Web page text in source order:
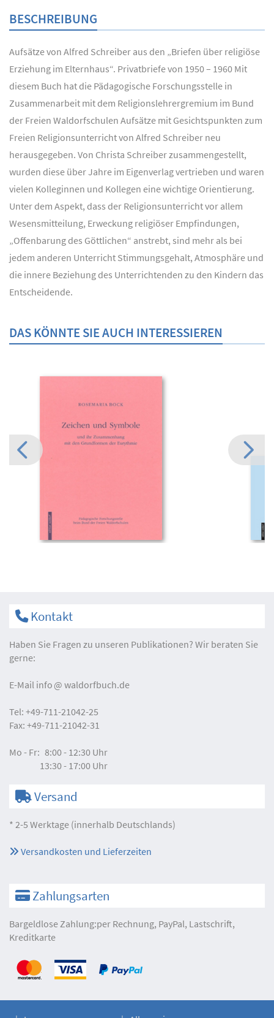
BESCHREIBUNG
Aufsätze von Alfred Schreiber aus den „Briefen über religiöse
Erziehung im Elternhaus“. Privatbriefe von 1950 – 1960 Mit
diesem Buch hat die Pädagogische Forschungsstelle in
Zusammenarbeit mit dem Religionslehrergremium im Bund
der Freien Waldorfschulen Aufsätze mit Gesichtspunkten zum
Freien Religionsunterricht von Alfred Schreiber neu
herausgegeben. Von Christa Schreiber zusammengestellt,
wurden diese über Jahre im Eigenverlag vertrieben und waren
vielen Kolleginnen und Kollegen eine wichtige Orientierung.
Unter dem Aspekt, dass der Religionsunterricht vor allem
Wesensmitteilung, Erweckung religiöser Empfindungen,
„Offenbarung des Göttlichen“ anstrebt, sind mehr als bei
jedem anderen Unterricht Stimmungsgehalt, Atmosphäre und
die innere Beziehung des Unterrichtenden zu den Kindern das
Entscheidende.
DAS KÖNNTE SIE AUCH INTERESSIEREN
Kontakt
Haben Sie Fragen zu unseren Publikationen? Wir beraten Sie
gerne:
E-Mail info waldorfbuch.de
Tel: +49-711-21042-25
Fax: +49-711-21042-31
Mo - Fr: 8:00 - 12:30 Uhr
13:30 - 17:00 Uhr
Versand
* 2-5 Werktage (innerhalb Deutschlands)
Versandkosten und Lieferzeiten
Zahlungsarten
Bargeldlose Zahlung:per Rechnung, PayPal, Lastschrift,
Kreditkarte